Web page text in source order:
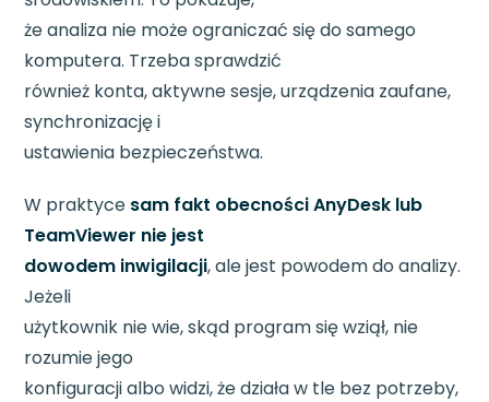
że analiza nie może ograniczać się do samego
komputera. Trzeba sprawdzić
również konta, aktywne sesje, urządzenia zaufane,
synchronizację i
ustawienia bezpieczeństwa.
W praktyce sam fakt obecności AnyDesk lub
TeamViewer nie jest
dowodem inwigilacji, ale jest powodem do analizy.
Jeżeli
użytkownik nie wie, skąd program się wziął, nie
rozumie jego
konfiguracji albo widzi, że działa w tle bez potrzeby,